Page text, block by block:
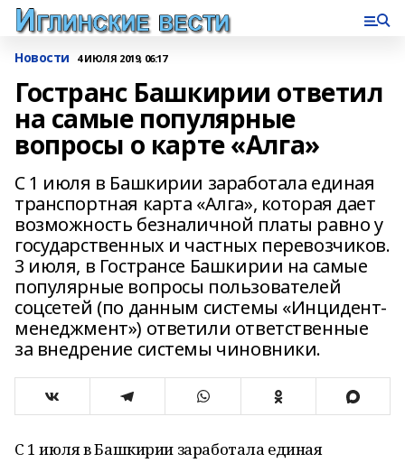
Новости 4 ИЮЛЯ 2019, 06:17
Гостранс Башкирии ответил
на самые популярные
вопросы о карте «Алга»
С 1 июля в Башкирии заработала единая
транспортная карта «Алга», которая дает
возможность безналичной платы равно у
государственных и частных перевозчиков.
3 июля, в Гострансе Башкирии на самые
популярные вопросы пользователей
соцсетей (по данным системы «Инцидент-
менеджмент») ответили ответственные
за внедрение системы чиновники.
С 1 июля в Башкирии заработала единая